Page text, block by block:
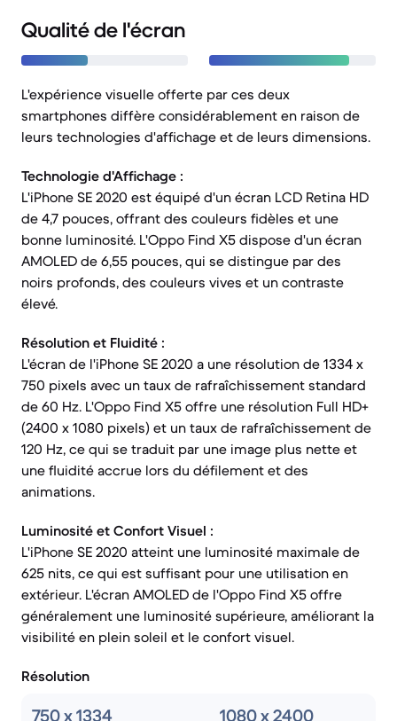
Qualité de l'écran
L'expérience visuelle offerte par ces deux
smartphones diffère considérablement en raison de
leurs technologies d'affichage et de leurs dimensions.
Technologie d'Affichage :
L'iPhone SE 2020 est équipé d'un écran LCD Retina HD
de 4,7 pouces, offrant des couleurs fidèles et une
bonne luminosité. L'Oppo Find X5 dispose d'un écran
AMOLED de 6,55 pouces, qui se distingue par des
noirs profonds, des couleurs vives et un contraste
élevé.
Résolution et Fluidité :
L'écran de l'iPhone SE 2020 a une résolution de 1334 x
750 pixels avec un taux de rafraîchissement standard
de 60 Hz. L'Oppo Find X5 offre une résolution Full HD+
(2400 x 1080 pixels) et un taux de rafraîchissement de
120 Hz, ce qui se traduit par une image plus nette et
une fluidité accrue lors du défilement et des
animations.
Luminosité et Confort Visuel :
L'iPhone SE 2020 atteint une luminosité maximale de
625 nits, ce qui est suffisant pour une utilisation en
extérieur. L'écran AMOLED de l'Oppo Find X5 offre
généralement une luminosité supérieure, améliorant la
visibilité en plein soleil et le confort visuel.
Résolution
750 x 1334 1080 x 2400